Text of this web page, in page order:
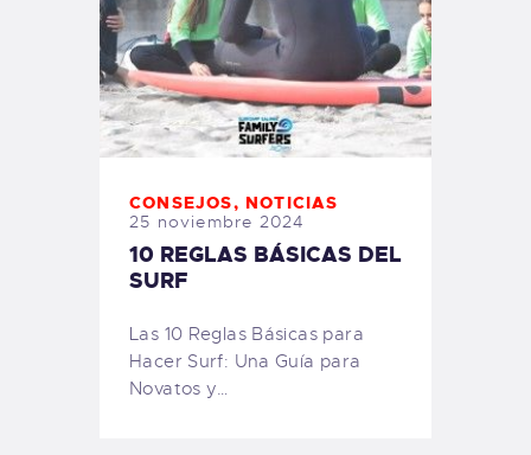
CONSEJOS, NOTICIAS
25 noviembre 2024
10 REGLAS BÁSICAS DEL
SURF
Las 10 Reglas Básicas para
Hacer Surf: Una Guía para
Novatos y…